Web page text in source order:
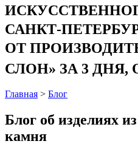
САНКТ-
ОТ
СЛОН» ЗА 3 ДНЯ,
Главная > Блог
Блог об изделиях
камня